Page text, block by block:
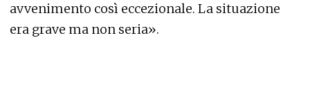
avvenimento così eccezionale. La situazione
era grave ma non seria».